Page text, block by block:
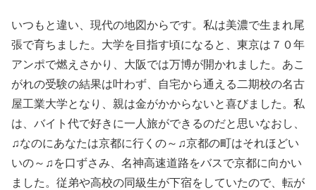
いつもと違い、現代の地図からです。私は美濃で生まれ尾
張で育ちました。大学を目指す頃になると、東京は７０年
アンポで燃えさかり、大阪では万博が開かれました。あこ
がれの受験の結果は叶わず、自宅から通える二期校の名古
屋工業大学となり、親は金がかからないと喜びました。私
は、バイト代で好きに一人旅ができるのだと思いなおし、
♫なのにあなたは京都に行くの～♫京都の町はそれほどい
いの～♫を口ずさみ、名神高速道路をバスで京都に向かい
ました。従弟や高校の同級生が下宿をしていたので、転が